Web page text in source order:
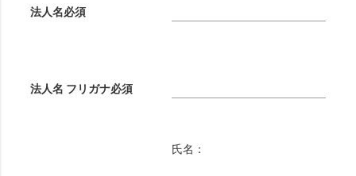
法人名必須
法人名 フリガナ必須
氏名：